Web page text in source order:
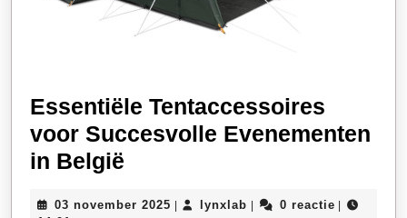
Essentiële Tentaccessoires
voor Succesvolle Evenementen
in België
03 november 2025 03
| lynxlab lynxlab
| 0 reactie |